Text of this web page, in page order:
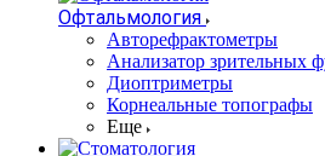
Офтальмология
Авторефрактометры
Анализатор зрительных
Диоптриметры
Корнеальные топографы
Еще